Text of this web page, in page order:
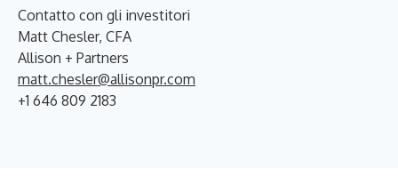
Contatto con gli investitori
Matt Chesler, CFA
Allison + Partners
matt.chesler@allisonpr.com
+1 646 809 2183